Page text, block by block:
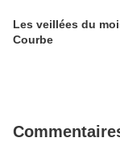
Les veillées du
Courbe